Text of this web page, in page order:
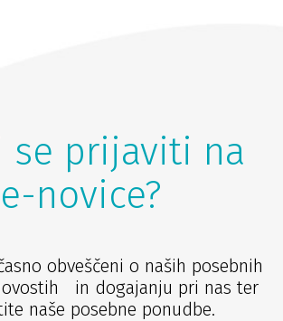
se prijaviti na
e-novice?
obveščeni o naših posebnih
in dogajanju pri nas ter
naše posebne ponudbe.